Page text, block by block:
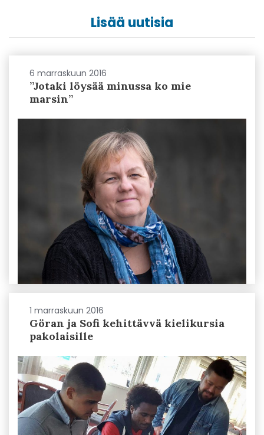
Lisää uutisia
6 marraskuun 2016
”Jotaki löysää minussa ko mie
marsin”
1 marraskuun 2016
Göran ja Sofi kehittävvä kielikursia
pakolaisille